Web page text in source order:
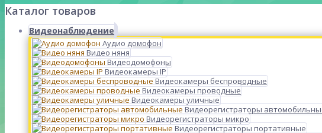
Каталог товаров
Видеонаблюдение
Аудио домофон
Видео няня
Видеодомофоны
Видеокамеры IP
Видеокамеры беспроводные
Видеокамеры проводные
Видеокамеры уличные
Видеорегистраторы
Видеорегистраторы микро
Видеорегистраторы портативные